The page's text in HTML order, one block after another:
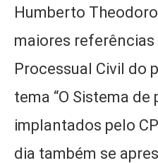
Humberto
maiores referências
Processual Civil do
tema “O Sistema
implantados pelo
dia também se